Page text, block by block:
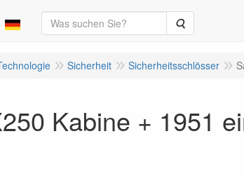
Suche
Sicherheit Sicherheitsschlösser
Kabine + 1951